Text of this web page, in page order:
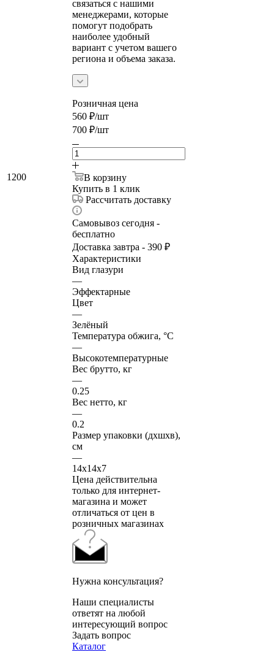
1200
связаться с нашими
менеджерами, которые
помогут подобрать
наиболее удобный
вариант с учетом вашего
региона и объема заказа.
Розничная цена
560 ₽/шт
700 ₽/шт
В корзину
Купить в 1 клик
Рассчитать доставку
Самовывоз сегодня -
бесплатно
Доставка завтра - 390 ₽
Характеристики
Вид глазури
—
Эффектарные
Цвет
—
Зелёный
Температура обжига, °C
—
Высокотемпературные
Вес брутто, кг
—
0.25
Вес нетто, кг
—
0.2
Размер упаковки (дхшхв),
см
—
14х14х7
Цена действительна
только для интернет-
магазина и может
отличаться от цен в
розничных магазинах
Нужна консультация?
Наши специалисты
ответят на любой
интересующий вопрос
Задать вопрос
Каталог